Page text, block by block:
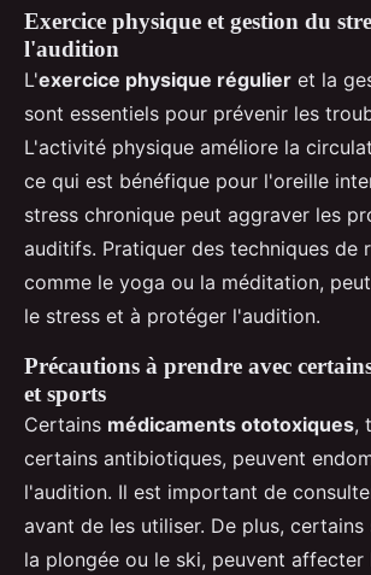
Exercice physique et gestion du
l'audition
L'exercice physique régulier et la
sont essentiels pour prévenir les
L'activité physique améliore la
ce qui est bénéfique pour l'oreille
stress chronique peut aggraver les
auditifs. Pratiquer des techniques de
comme le yoga ou la méditation,
le stress et à protéger l'audition.
Précautions à prendre avec
et sports
Certains médicaments ototoxiques,
certains antibiotiques, peuvent
l'audition. Il est important de
avant de les utiliser. De plus,
la plongée ou le ski, peuvent affecter